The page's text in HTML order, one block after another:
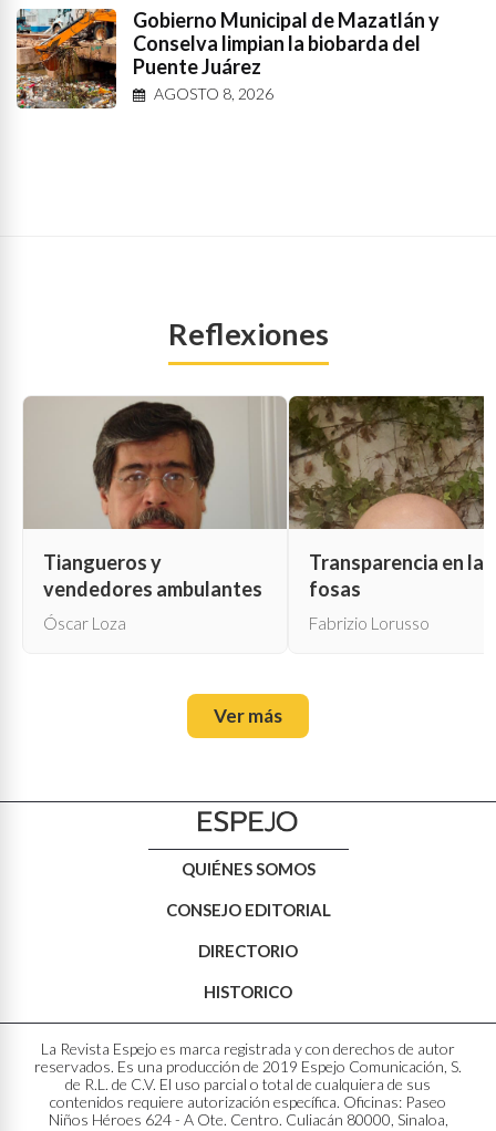
Gobierno Municipal de Mazatlán y
Conselva limpian la biobarda del
Puente Juárez
AGOSTO 8, 2026
Reflexiones
Tiangueros y
vendedores ambulantes
Óscar Loza
Transparencia en las
fosas
Fabrizio Lorusso
Ver más
QUIÉNES SOMOS
CONSEJO EDITORIAL
DIRECTORIO
HISTORICO
La Revista Espejo es marca registrada y con derechos de autor
reservados. Es una producción de 2019 Espejo Comunicación, S.
de R.L. de C.V. El uso parcial o total de cualquiera de sus
contenidos requiere autorización específica. Oficinas: Paseo
Niños Héroes 624 - A Ote. Centro. Culiacán 80000, Sinaloa,